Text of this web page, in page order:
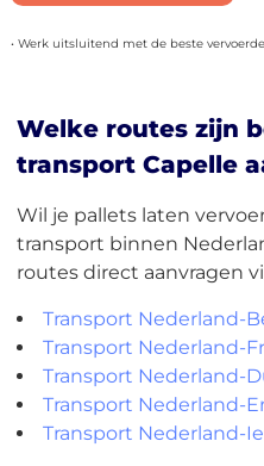
• Werk uitsluitend met de beste
Welke routes zijn
transport Capelle
Wil je pallets laten
transport binnen
routes direct aanvragen
Transport Nederland-
Transport Nederland-
Transport Nederland-
Transport Nederland-
Transport Nederland-